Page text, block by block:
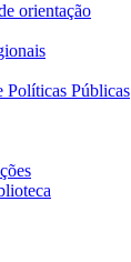
orientação
Políticas Públicas